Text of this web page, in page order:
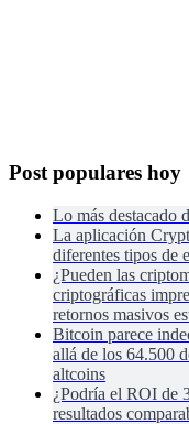
Post populares hoy
Lo más destacado
La aplicación
diferentes tipos de
¿Pueden las
criptográficas
retornos masivos
Bitcoin parece
allá de los 64.500
altcoins
¿Podría el ROI de
resultados